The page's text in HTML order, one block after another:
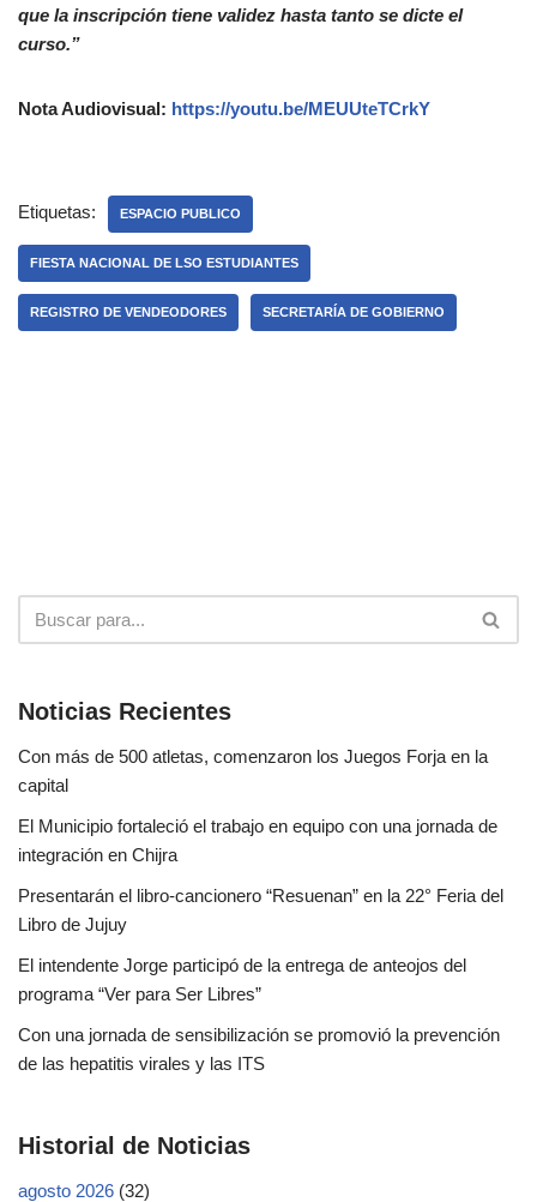
que la inscripción tiene validez hasta tanto se dicte el
curso.”
Nota Audiovisual: https://youtu.be/MEUUteTCrkY
Etiquetas: ESPACIO PUBLICO
FIESTA NACIONAL DE LSO ESTUDIANTES
REGISTRO DE VENDEODORES SECRETARÍA DE GOBIERNO
Noticias Recientes
Con más de 500 atletas, comenzaron los Juegos Forja en la
capital
El Municipio fortaleció el trabajo en equipo con una jornada de
integración en Chijra
Presentarán el libro-cancionero “Resuenan” en la 22° Feria del
Libro de Jujuy
El intendente Jorge participó de la entrega de anteojos del
programa “Ver para Ser Libres”
Con una jornada de sensibilización se promovió la prevención
de las hepatitis virales y las ITS
Historial de Noticias
agosto 2026 (32)